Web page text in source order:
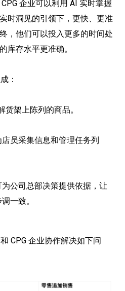
企业可以利用 AI 实时掌握
时洞见的引领下，更快、更准
，他们可以投入更多的时间处
库存水平更准确。
：
货架上陈列的商品。
员采集信息和管理任务列
公司总部决策提供依据，让
一致。
CPG 企业协作解决如下问